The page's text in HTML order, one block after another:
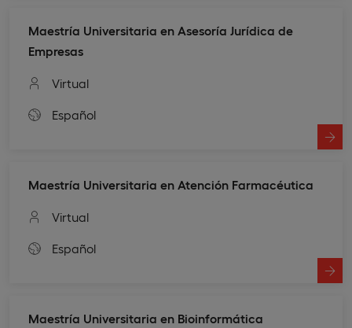
Maestría Universitaria en Asesoría Jurídica de
Empresas
Virtual
Español
Maestría Universitaria en Atención Farmacéutica
Virtual
Español
Maestría Universitaria en Bioinformática